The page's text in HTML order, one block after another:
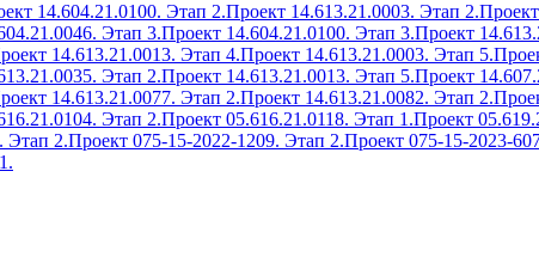
14.604.21.0100. Этап 2.Проект 14.613.21.0003. Этап 2.
Этап 3.Проект 14.604.21.0100. Этап 3.Проект
14.613.21.0013. Этап 4.Проект 14.613.21.0003. Этап 5.
Этап 2.Проект 14.613.21.0013. Этап 5.Проект
14.613.21.0077. Этап 2.Проект 14.613.21.0082. Этап 2.
Этап 2.Проект 05.616.21.0118. Этап 1.Проект
Этап 2.Проект 075-15-2022-1209. Этап 2.Проект 075-15-2023-